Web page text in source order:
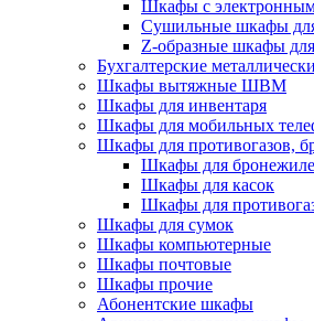
Шкафы с
Cушильные шкафы
Z-образные шкафы для
Бухгалтерские
Шкафы вытяжные ШВМ
Шкафы для инвентаря
Шкафы для мобильных
Шкафы для противогазов,
Шкафы для
Шкафы для касок
Шкафы для
Шкафы для сумок
Шкафы компьютерные
Шкафы почтовые
Шкафы прочие
Абонентские шкафы